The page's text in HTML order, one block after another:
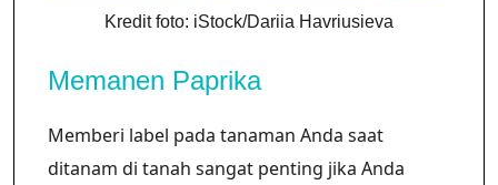
Kredit foto: iStock/Dariia Havriusieva
Memanen Paprika
Memberi label pada tanaman Anda saat
ditanam di tanah sangat penting jika Anda